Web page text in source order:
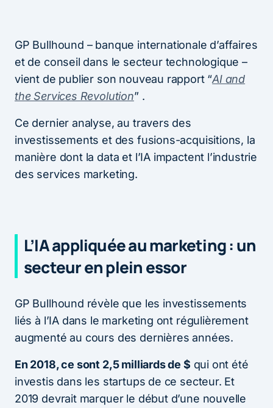
GP Bullhound – banque internationale d’affaires
et de conseil dans le secteur technologique –
vient de publier son nouveau rapport “AI and
the Services Revolution” .
Ce dernier analyse, au travers des
investissements et des fusions-acquisitions, la
manière dont la data et l’IA impactent l’industrie
des services marketing.
L’IA appliquée au marketing : un
secteur en plein essor
GP Bullhound révèle que les investissements
liés à l’IA dans le marketing ont régulièrement
augmenté au cours des dernières années.
En 2018, ce sont 2,5 milliards de $ qui ont été
investis dans les startups de ce secteur. Et
2019 devrait marquer le début d’une nouvelle